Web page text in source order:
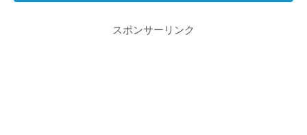
スポンサーリンク